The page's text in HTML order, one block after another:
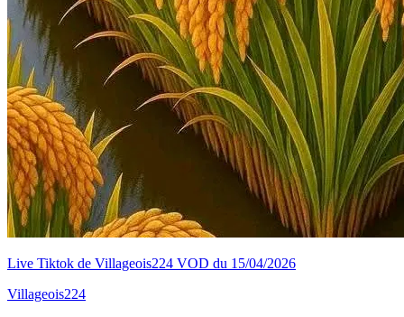
Live Tiktok de Villageois224 VOD du 15/04/2026
Villageois224